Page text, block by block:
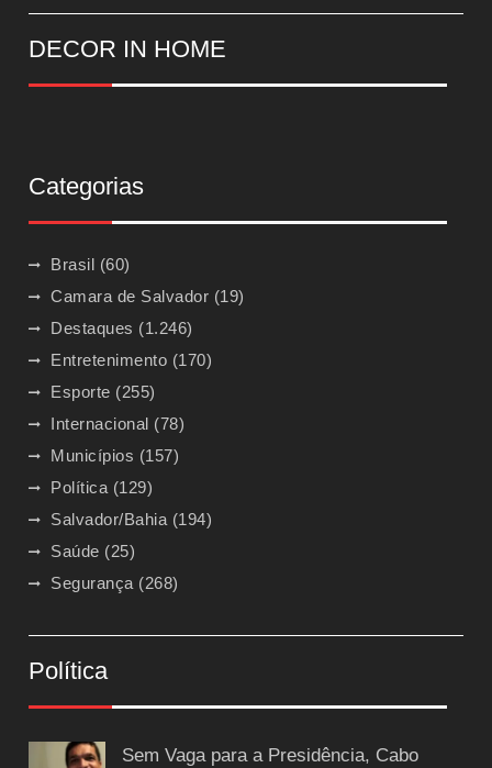
DECOR IN HOME
Categorias
Brasil (60)
Camara de Salvador (19)
Destaques (1.246)
Entretenimento (170)
Esporte (255)
Internacional (78)
Municípios (157)
Política (129)
Salvador/Bahia (194)
Saúde (25)
Segurança (268)
Política
Sem Vaga para a Presidência, Cabo